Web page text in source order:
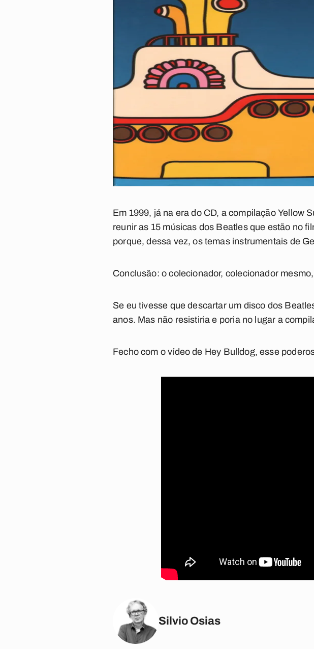
Em 1999, já na era do CD, a compilaçãoYellow
reunir as 15 músicas dos Beatles que estão no
porque, dessa vez, os temas instrumentais de
Conclusão: o colecionador, colecionador
Se eu tivesse que descartar um disco dos
anos. Mas não resistiria e poria no lugar a
Fecho com o vídeo de Hey Bulldog, esse
Silvio Osias